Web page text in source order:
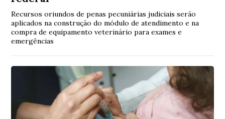
Recursos oriundos de penas pecuniárias judiciais serão
aplicados na construção do módulo de atendimento e na
compra de equipamento veterinário para exames e
emergências